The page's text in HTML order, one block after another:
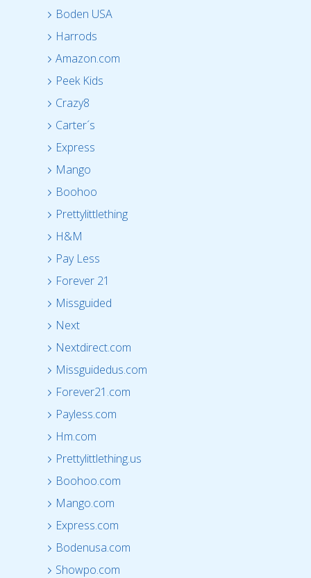
Boden USA
Harrods
Amazon.com
Peek Kids
Crazy8
Carter´s
Express
Mango
Boohoo
Prettylittlething
H&M
Pay Less
Forever 21
Missguided
Next
Nextdirect.com
Missguidedus.com
Forever21.com
Payless.com
Hm.com
Prettylittlething.us
Boohoo.com
Mango.com
Express.com
Bodenusa.com
Showpo.com